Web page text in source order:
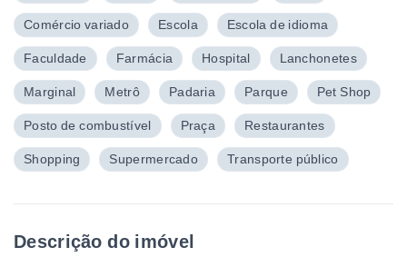
Comércio variado Escola Escola de idioma
Faculdade Farmácia Hospital Lanchonetes
Marginal Metrô Padaria Parque Pet Shop
Posto de combustível Praça Restaurantes
Shopping Supermercado Transporte público
Descrição do imóvel